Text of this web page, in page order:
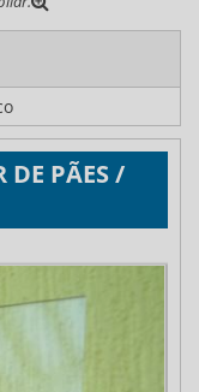
DE PÃES /